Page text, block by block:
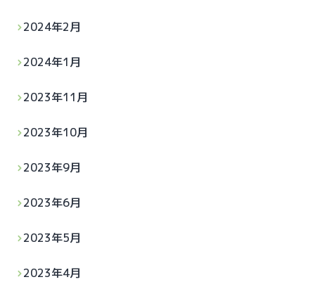
2024年2月
2024年1月
2023年11月
2023年10月
2023年9月
2023年6月
2023年5月
2023年4月